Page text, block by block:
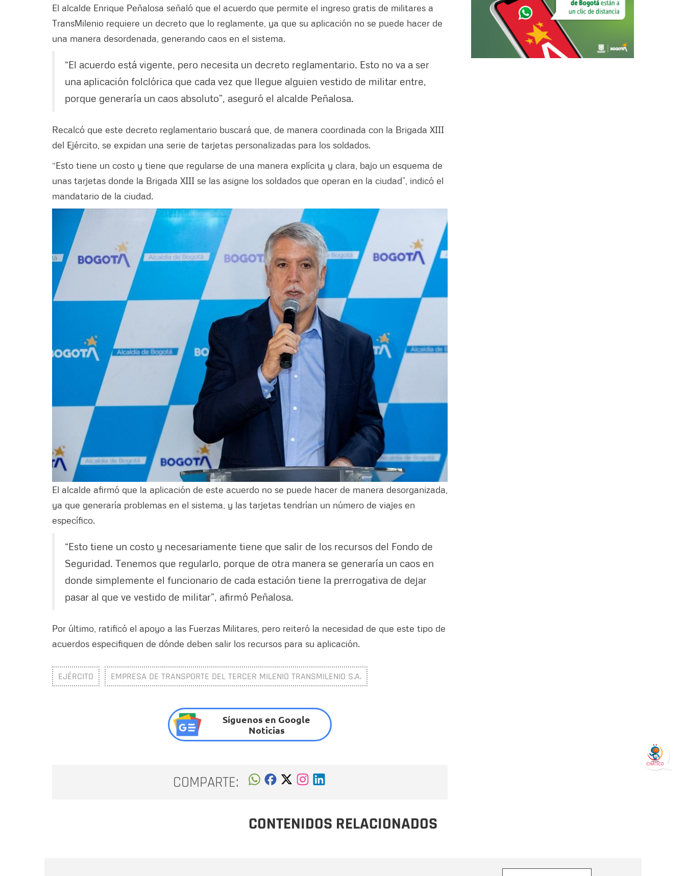
El alcalde Enrique Peñalosa señaló que el acuerdo que permite el ingreso gratis de militares a
TransMilenio requiere un decreto que lo reglamente, ya que su aplicación no se puede hacer de
una manera desordenada, generando caos en el sistema.
“El acuerdo está vigente, pero necesita un decreto reglamentario. Esto no va a ser
una aplicación folclórica que cada vez que llegue alguien vestido de militar entre,
porque generaría un caos absoluto”, aseguró el alcalde Peñalosa.
Recalcó que este decreto reglamentario buscará que, de manera coordinada con la Brigada XIII
del Ejército, se expidan una serie de tarjetas personalizadas para los soldados.
“Esto tiene un costo y tiene que regularse de una manera explícita y clara, bajo un esquema de
unas tarjetas donde la Brigada XIII se las asigne los soldados que operan en la ciudad”, indicó el
mandatario de la ciudad.
El alcalde afirmó que la aplicación de este acuerdo no se puede hacer de manera desorganizada,
ya que generaría problemas en el sistema, y las tarjetas tendrían un número de viajes en
específico.
“Esto tiene un costo y necesariamente tiene que salir de los recursos del Fondo de
Seguridad. Tenemos que regularlo, porque de otra manera se generaría un caos en
donde simplemente el funcionario de cada estación tiene la prerrogativa de dejar
pasar al que ve vestido de militar”, afirmó Peñalosa.
Por último, ratificó el apoyo a las Fuerzas Militares, pero reiteró la necesidad de que este tipo de
acuerdos especifiquen de dónde deben salir los recursos para su aplicación.
EJÉRCITO EMPRESA DE TRANSPORTE DEL TERCER MILENIO TRANSMILENIO S.A.
Síguenos en Google
Noticias
COMPARTE:
CONTENIDOS RELACIONADOS